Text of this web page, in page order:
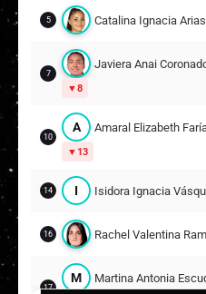
5 Catalina Ignacia
7
Javiera Anai
8
10
A Amaral Elizabeth
13
14 I Isidora Ignacia
16 Rachel Valentina
17
M Martina Antonia